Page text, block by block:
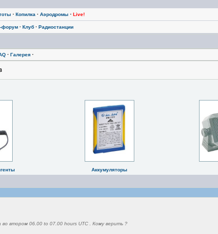
· Копилка · Аэродромы · Live!
форум· Клуб· Радиостанции
· Галерея·
Аккумуляторы
втором 06.00 to 07.00 hours UTC . Кому верить ?